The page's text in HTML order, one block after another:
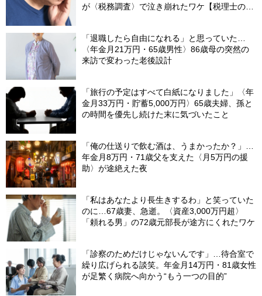
が〈税務調査〉で泣き崩れたワケ【税理士の助
「退職したら自由になれる」と思っていた…
〈年金月21万円・65歳男性〉86歳母の突然の
来訪で変わった老後設計
「旅行の予定はすべて白紙になりました」〈年
金月33万円・貯蓄5,000万円〉65歳夫婦、孫と
の時間を優先し続けた末に気づいたこと
「俺の仕送りで飲む酒は、うまかったか？」…
年金月8万円・71歳父を支えた〈月5万円の援
助〉が途絶えた夜
「私はあなたより長生きするわ」と笑っていた
のに…67歳妻、急逝。〈資産3,000万円超〉
「頼れる男」の72歳元部長が途方にくれたワケ
「診察のためだけじゃないんです」…待合室で
繰り広げられる談笑。年金月14万円・81歳女性
が足繁く病院へ向かう“もう一つの目的”